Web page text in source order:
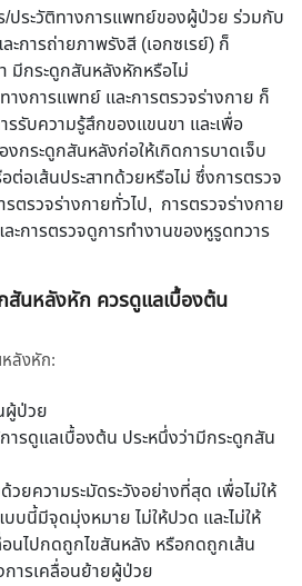
/ประวัติทางการแพทย์ของผู้ป่วย ร่วมกับ
ะการถ่ายภาพรังสี (เอกซเรย์) ก็
มีกระดูกสันหลังหักหรือไม่
างการแพทย์ และการตรวจร่างกาย ก็
รรับความรู้สึกของแขนขา และเพื่อ
งกระดูกสันหลังก่อให้เกิดการบาดเจ็บ
ต่อเส้นประสาทด้วยหรือไม่ ซึ่งการตรวจ
รตรวจร่างกายทั่วไป, การตรวจร่างกาย
ะการตรวจดูการทำงานของหูรูดทวาร
สันหลังหัก ควรดูแลเบื้องต้น
หลังหัก:
ผู้ป่วย
รดูแลเบื้องต้น ประหนึ่งว่ามีกระดูกสัน
ยความระมัดระวังอย่างที่สุด เพื่อไม่ให้
บนี้มีจุดมุ่งหมาย ไม่ให้ปวด และไม่ให้
นไปกดถูกไขสันหลัง หรือกดถูกเส้น
การเคลื่อนย้ายผู้ป่วย